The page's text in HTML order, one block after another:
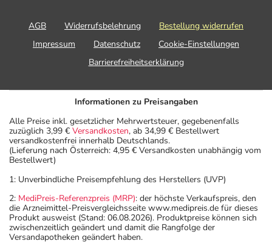
AGB Widerrufsbelehrung
Bestellung widerrufen
Impressum
Datenschutz
Cookie-Einstellungen
Barrierefreiheitserklärung
Informationen zu Preisangaben
Alle Preise inkl. gesetzlicher Mehrwertsteuer, gegebenenfalls
zuzüglich 3,99 € Versandkosten, ab 34,99 € Bestellwert
versandkostenfrei innerhalb Deutschlands.
(Lieferung nach Österreich: 4,95 € Versandkosten unabhängig vom
Bestellwert)
1: Unverbindliche Preisempfehlung des Herstellers (UVP)
2: MediPreis-Referenzpreis (MRP): der höchste Verkaufspreis, den
die Arzneimittel-Preisvergleichsseite www.medipreis.de für dieses
Produkt ausweist (Stand: 06.08.2026). Produktpreise können sich
zwischenzeitlich geändert und damit die Rangfolge der
Versandapotheken geändert haben.